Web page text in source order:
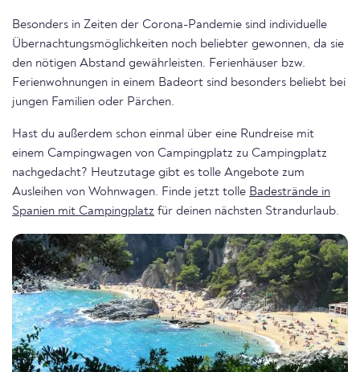
Besonders in Zeiten der Corona-Pandemie sind individuelle
Übernachtungsmöglichkeiten noch beliebter gewonnen, da sie
den nötigen Abstand gewährleisten. Ferienhäuser bzw.
Ferienwohnungen in einem Badeort sind besonders beliebt bei
jungen Familien oder Pärchen.
Hast du außerdem schon einmal über eine Rundreise mit
einem Campingwagen von Campingplatz zu Campingplatz
nachgedacht? Heutzutage gibt es tolle Angebote zum
Ausleihen von Wohnwagen. Finde jetzt tolle Badestrände in
Spanien mit Campingplatz für deinen nächsten Strandurlaub.